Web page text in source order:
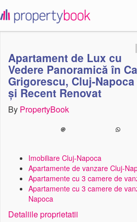
propertybook
Apartament de Lux cu
Vedere Panoramică în
Grigorescu, Cluj-
și Recent Renovat
By PropertyBook
Imobiliare Cluj-Napoca
Apartamente de vanzare Cluj-
Apartamente cu 3 camere de
Apartamente cu 3 camere de
Napoca
Detaliile proprietatii